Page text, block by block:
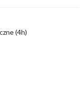
(4h)